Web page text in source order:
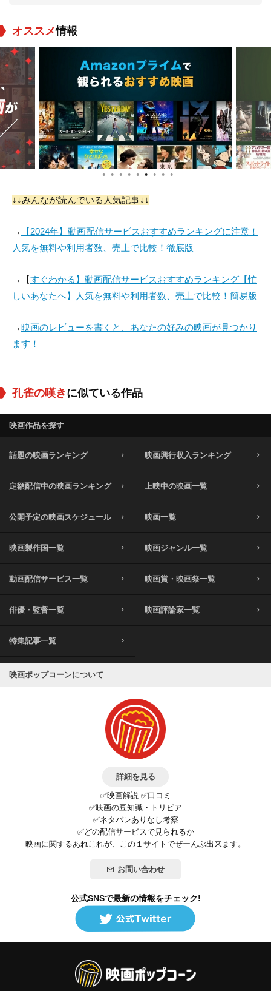
オススメ情報
● ● ● ● ● ● ● ● ●
↓↓みんなが読んでいる人気記事↓↓
→
【2024年】動画配信サービスおすすめランキングに注意！
人気を無料や利用者数、売上で比較！徹底版
→【すぐわかる】動画配信サービスおすすめランキング【忙
しいあなたへ】人気を無料や利用者数、売上で比較！簡易版
→映画のレビューを書くと、あなたの好みの映画が見つかり
ます！
孔雀の嘆き に似ている作品
映画作品を探す
話題の映画ランキング 映画興行収入ランキング
定額配信中の映画ランキング 上映中の映画一覧
公開予定の映画スケジュール 映画一覧
映画製作国一覧 映画ジャンル一覧
動画配信サービス一覧 映画賞・映画祭一覧
俳優・監督一覧 映画評論家一覧
特集記事一覧
映画ポップコーンについて
詳細を見る
✅映画解説 ✅口コミ
✅映画の豆知識・トリビア
✅ネタバレありなし考察
✅どの配信サービスで見られるか
映画に関するあれこれが、この１サイトでぜーんぶ出来ます。
お問い合わせ
公式SNSで最新の情報をチェック!